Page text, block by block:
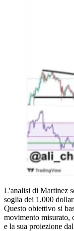
L'analisi di Martinez
soglia dei 1.000
Questo obiettivo si
movimento misurato,
e la sua proiezione